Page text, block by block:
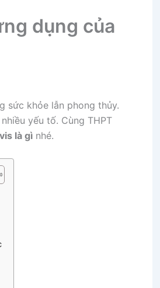
dụng của
sức khỏe lẫn phong thủy.
yếu tố. Cùng THPT
là gì nhé.